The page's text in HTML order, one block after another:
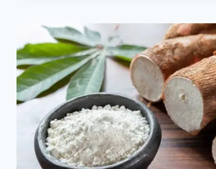
KARNO
AKUI
TAK
PERNAH
MINUM
AIR
PUTIH